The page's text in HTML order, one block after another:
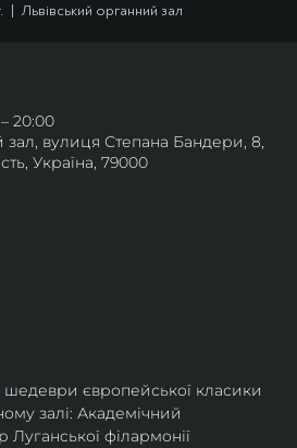
  |
Львівський органний зал
20:00
зал, вулиця Степана Бандери, 8,
Україна, 79000
європейської класики
залі: Академічний
філармонії